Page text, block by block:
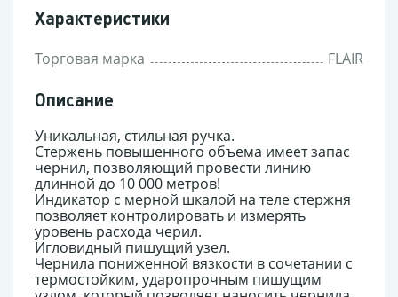
Характеристики
Торговая марка FLAIR
Описание
Уникальная, стильная ручка.
Стержень повышенного объема имеет запас
чернил, позволяющий провести линию
длинной до 10 000 метров!
Индикатор с мерной шкалой на теле стержня
позволяет контролировать и измерять
уровень расхода черил.
Игловидный пишущий узел.
Чернила пониженной вязкости в сочетании с
термостойким, ударопрочным пишущим